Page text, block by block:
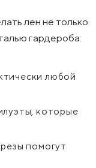
лен не только
гардероба:
любой
которые
помогут